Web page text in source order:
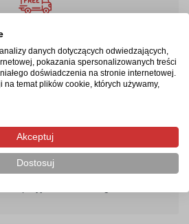
wysyłka
na wypadek uszkodzeń, wysyłka
do UE.
techniczne
danych dotyczących odwiedzających,
pokazania spersonalizowanych treści
doświadczenia na stronie internetowej.
temat plików cookie, których używamy,
Akceptuj
Dostosuj